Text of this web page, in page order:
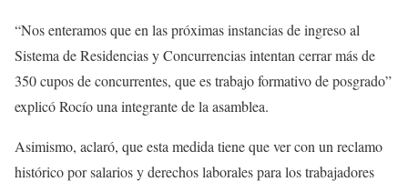
“Nos enteramos que en las próximas instancias de ingreso al
Sistema de Residencias y Concurrencias intentan cerrar más de
350 cupos de concurrentes, que es trabajo formativo de posgrado”
explicó Rocío una integrante de la asamblea.
Asimismo, aclaró, que esta medida tiene que ver con un reclamo
histórico por salarios y derechos laborales para los trabajadores